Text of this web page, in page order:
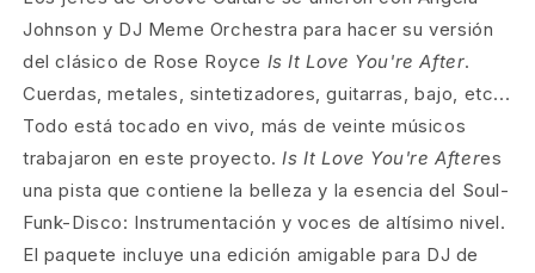
Johnson y DJ Meme Orchestra para hacer su versión
del clásico de Rose Royce Is It Love You're After.
Cuerdas, metales, sintetizadores, guitarras, bajo, etc...
Todo está tocado en vivo, más de veinte músicos
trabajaron en este proyecto.Is It Love You're Afteres
una pista que contiene la belleza y la esencia del Soul-
Funk-Disco: Instrumentación y voces de altísimo nivel.
El paquete incluye una edición amigable para DJ de